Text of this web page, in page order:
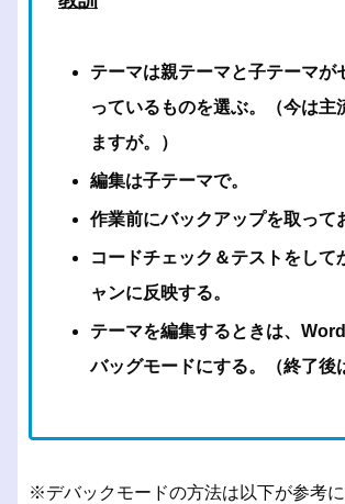
テーマは親テーマと子テーマが
っているものを選ぶ。（今は主
ますが。）
編集は子テーマで。
作業前にバックアップを取って
コードチェック＆テストをして
ャンに反映する。
テーマを編集するときは、
バッグモードにする。（終了後
※デバックモードの方法は以下が参考